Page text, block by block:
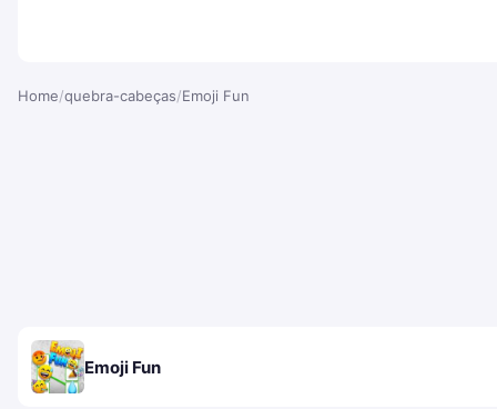
Home/quebra-cabeças/Emoji Fun
Emoji Fun